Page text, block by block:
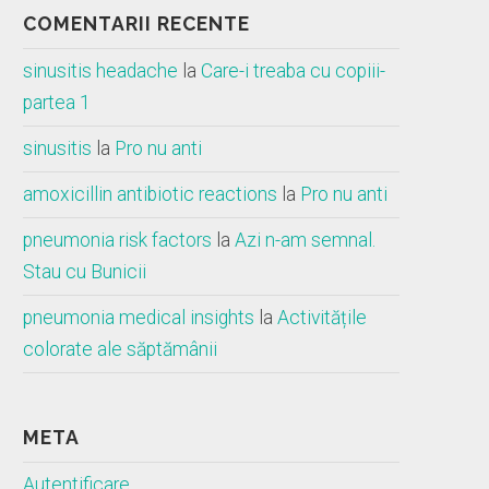
COMENTARII RECENTE
sinusitis headache la Care-i treaba cu copiii-
partea 1
sinusitis la Pro nu anti
amoxicillin antibiotic reactions la Pro nu anti
pneumonia risk factors laAzi n-am semnal.
Stau cu Bunicii
pneumonia medical insights laActivitățile
colorate ale săptămânii
META